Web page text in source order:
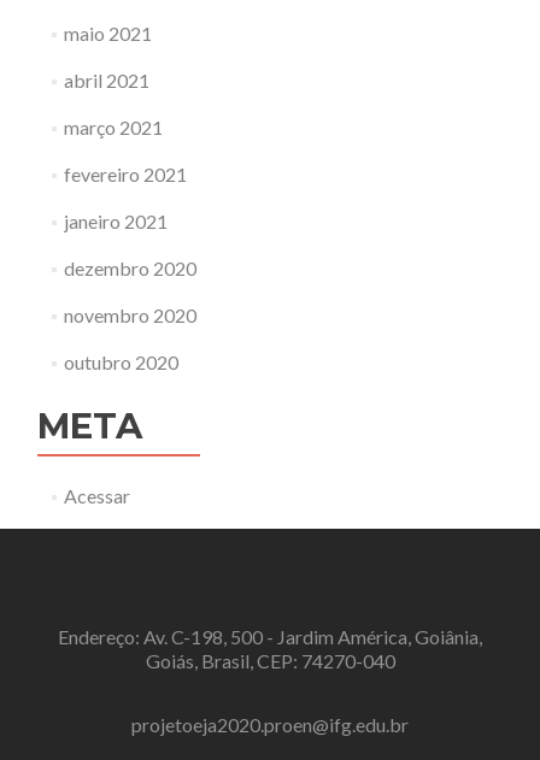
maio 2021
abril 2021
março 2021
fevereiro 2021
janeiro 2021
dezembro 2020
novembro 2020
outubro 2020
META
Acessar
Endereço: Av. C-198, 500 - Jardim América, Goiânia,
Goiás, Brasil, CEP: 74270-040
projetoeja2020.proen@ifg.edu.br